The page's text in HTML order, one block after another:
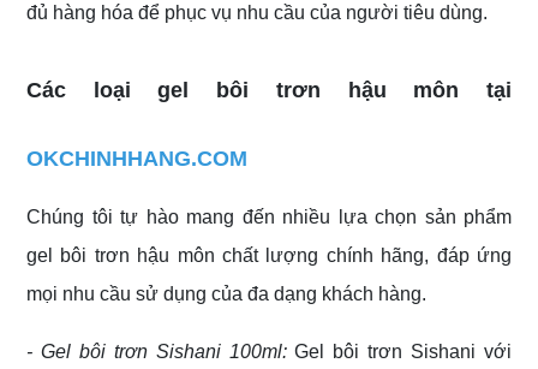
đủ hàng hóa để phục vụ nhu cầu của người tiêu dùng.
Các loại gel bôi trơn hậu môn tại
OKCHINHHANG.COM
Chúng tôi tự hào mang đến nhiều lựa chọn sản phẩm
gel bôi trơn hậu môn chất lượng chính hãng, đáp ứng
mọi nhu cầu sử dụng của đa dạng khách hàng.
- Gel bôi trơn Sishani 100ml:Gel bôi trơn Sishani với